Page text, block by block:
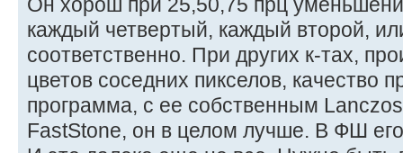
каждый четвертый, каждый второй,
соответственно. При других к-тах,
цветов соседних пикселов, качество
программа, с ее собственным
FastStone, он в целом лучше. В ФШ его